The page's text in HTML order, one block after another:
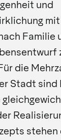
und
mit
Familie
die
Stadt sind
stehen